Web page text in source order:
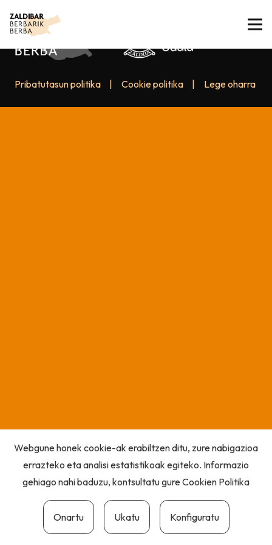
Pribatutasun politika Cookie politika Lege oharra
Webgune honek cookie-ak erabiltzen ditu, zure nabigazioa
errazteko eta analisi estatistikoak egiteko. Informazio
gehiago nahi baduzu, kontsultatu gureCookien Politika
Onartu Ukatu Konfiguratu